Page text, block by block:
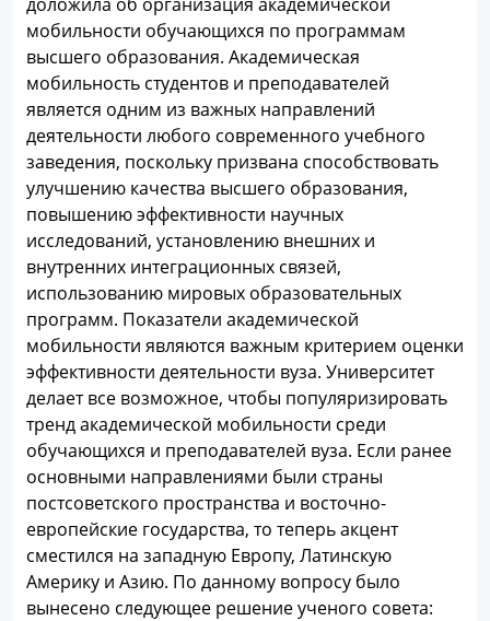
мобильности обучающихся по программам
высшего образования. Академическая
мобильность студентов и преподавателей
является одним из важных направлений
деятельности любого современного учебного
заведения, поскольку призвана способствовать
улучшению качества высшего образования,
повышению эффективности научных
исследований, установлению внешних и
внутренних интеграционных связей,
использованию мировых образовательных
программ. Показатели академической
мобильности являются важным критерием оценки
эффективности деятельности вуза. Университет
делает все возможное, чтобы популяризировать
тренд академической мобильности среди
обучающихся и преподавателей вуза. Если ранее
основными направлениями были страны
постсоветского пространства и восточно-
европейские государства, то теперь акцент
сместился на западную Европу, Латинскую
Америку и Азию. По данному вопросу было
вынесено следующее решение ученого совета: